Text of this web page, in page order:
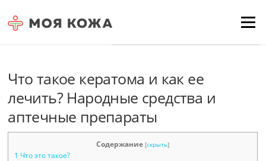
Menu
Что такое кератома и как ее
лечить? Народные средства и
аптечные препараты
Содержание [скрыть]
1 Что это такое?
Для любых предложений по